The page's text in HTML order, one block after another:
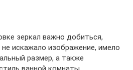
зеркал важно добиться,
искажало изображение, имело
размер, а также